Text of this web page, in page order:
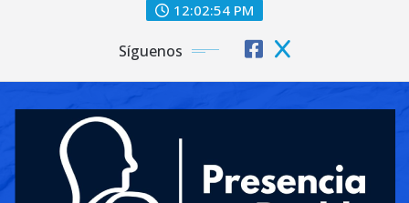
12:02:55 PM
Síguenos